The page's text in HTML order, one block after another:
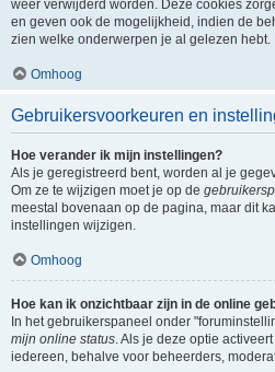
weer verwijderd worden. Deze cookies
en geven ook de mogelijkheid, indien de
zien welke onderwerpen je al gelezen hebt.
Omhoog
Gebruikersvoorkeuren en
Hoe verander ik mijn instellingen?
Als je geregistreerd bent, worden al je
Om ze te wijzigen moet je op de
meestal bovenaan op de pagina, maar dit
instellingen wijzigen.
Omhoog
Hoe kan ik onzichtbaar zijn in de online
In het gebruikerspaneel onder
mijn online status. Als je deze optie
iedereen, behalve voor beheerders,